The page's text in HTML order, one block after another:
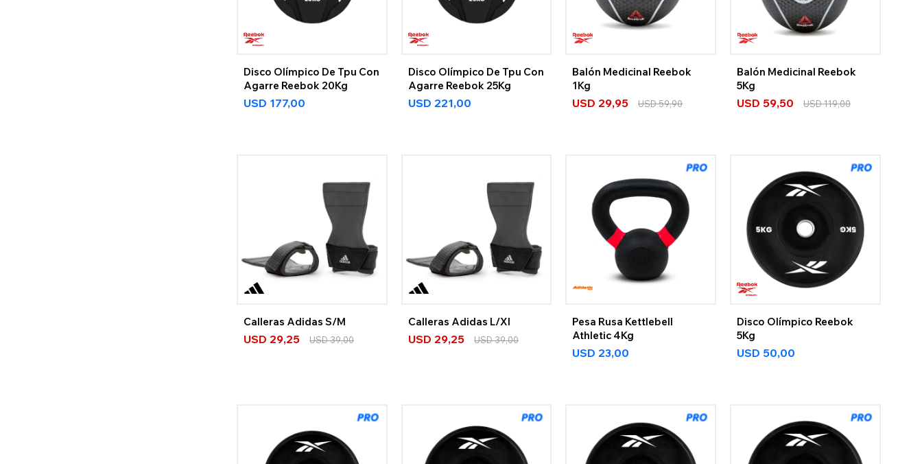
Disco Olímpico De Tpu Con
Agarre Reebok 20Kg
USD 177,00
Disco Olímpico De Tpu Con
Agarre Reebok 25Kg
USD 221,00
Balón Medicinal Reebok
1Kg
USD 29,95 USD59,90
Balón Medicinal Reebok
5Kg
USD 59,50 USD119,00
Calleras Adidas S/M
USD 29,25 USD39,00
Calleras Adidas L/Xl
USD 29,25 USD39,00
Pesa Rusa Kettlebell
Athletic 4Kg
USD 23,00
Disco Olímpico Reebok
5Kg
USD 50,00